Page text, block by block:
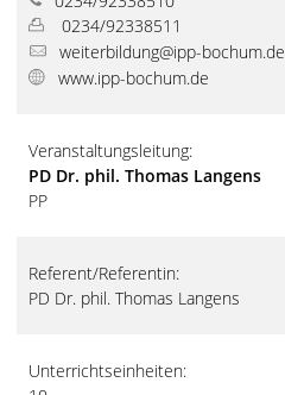
0234/92338511
weiterbildung@ipp-bochum.de
www.ipp-bochum.de
Veranstaltungsleitung:
PD Dr. phil. Thomas Langens
PP
Referent/Referentin:
PD Dr. phil. Thomas Langens
Unterrichtseinheiten: